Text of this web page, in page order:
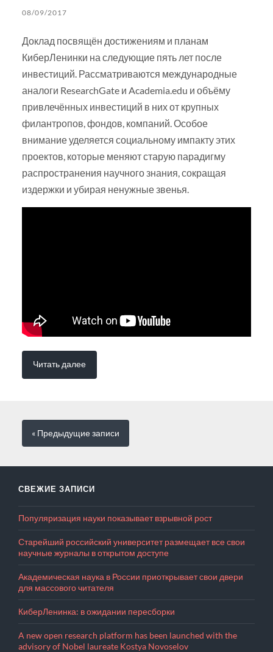
08/09/2017
Доклад посвящён достижениям и планам
КиберЛенинки на следующие пять лет после
инвестиций. Рассматриваются международные
аналоги ResearchGate и Academia.edu и объёму
привлечённых инвестиций в них от крупных
филантропов, фондов, компаний. Особое
внимание уделяется социальному импакту этих
проектов, которые меняют старую парадигму
распространения научного знания, сокращая
издержки и убирая ненужные звенья.
Читать далее
« Предыдущиезаписи
СВЕЖИЕ ЗАПИСИ
Популяризация науки показывает взрывной рост
Старейший российский университет размещает все свои
научные журналы в открытом доступе
Академическая наука в России приоткрывает свои двери
для массового читателя
КиберЛенинка: в ожидании пересборки
A new open research platform has been launched with the
advisory of Nobel laureate Kostya Novoselov